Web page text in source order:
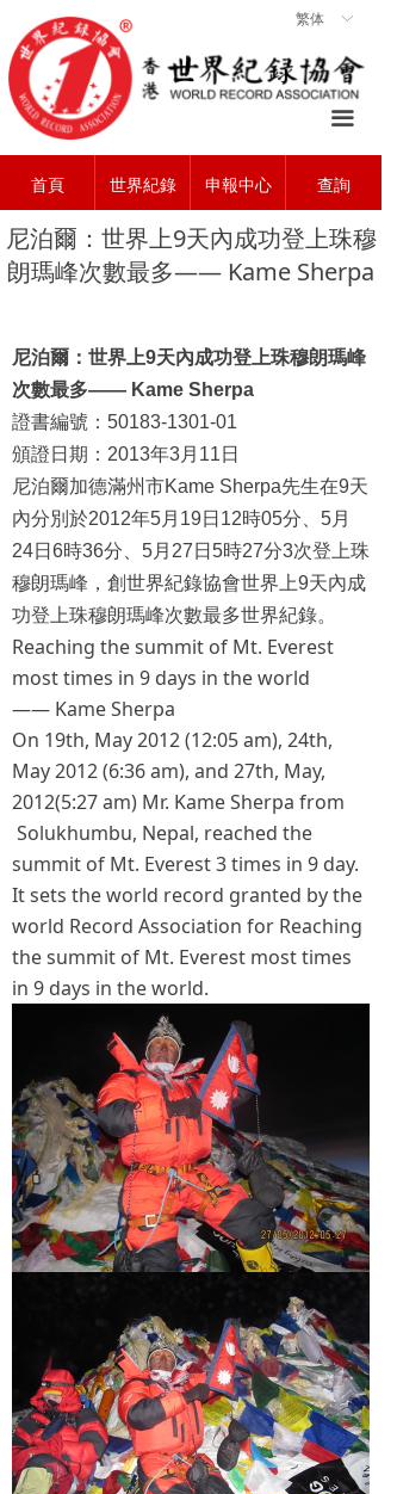
首頁 世界紀錄 申報中心 查詢
ꀅ
繁体
끀
ꀇ 首頁
ꄃ 關於協會
ꁡ 世界紀錄
ꄠ 查詢中心
ꂐ 申報中心
ꁘ 聯系我們
尼泊爾：世界上9天內成功登上珠穆
朗瑪峰次數最多—— Kame Sherpa
尼泊爾：世界上9天內成功登上珠穆朗瑪峰
次數最多—— Kame Sherpa
證書編號： 50183-1301-01
頒證日期： 2013年3月 11 日
尼泊爾加德滿州市Kame Sherpa先生在9天
內分別於2012年5月 19 日 12時05分、 5月
24日 6時36分、 5月 27 日 5時27分3次登上珠
穆朗瑪峰，創世界紀錄協會世界上9天內成
功登上珠穆朗瑪峰次數最多世界紀錄。
Reaching the summit of Mt. Everest
most times in 9 days in the world
—— Kame Sherpa
On 19th, May 2012 (12:05 am), 24th,
May 2012 (6:36 am), and 27th, May,
2012(5:27 am) Mr. Kame Sherpa from
Solukhumbu, Nepal, reached the
summit of Mt. Everest 3 times in 9 day.
It sets the world record granted by the
world Record Association for Reaching
the summit of Mt. Everest most times
in 9 days in the world.